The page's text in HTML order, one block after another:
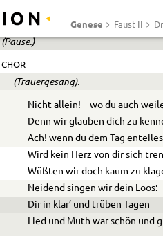
Genese Faust II
Mutter mich nicht allein!
(Pause.)
CHOR
(Trauergesang).
Nicht allein! – wo du auch
Denn wir glauben dich zu
Ach! wenn du dem Tag
Wird kein Herz von dir sich
Wüßten wir doch kaum zu
Neidend singen wir dein Loos:
Dir in klar’ und trüben Tagen
Lied und Muth war schön und